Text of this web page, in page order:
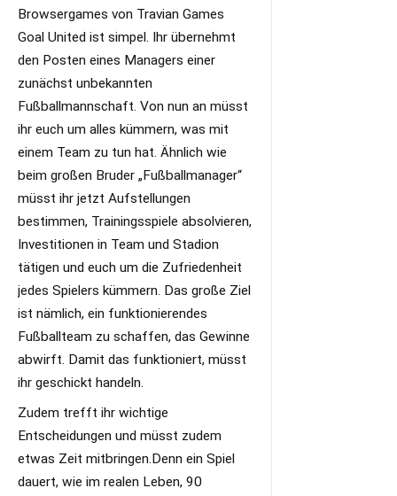
Browsergames von Travian Games
Goal United ist simpel. Ihr übernehmt
den Posten eines Managers einer
zunächst unbekannten
Fußballmannschaft. Von nun an müsst
ihr euch um alles kümmern, was mit
einem Team zu tun hat. Ähnlich wie
beim großen Bruder „Fußballmanager“
müsst ihr jetzt Aufstellungen
bestimmen, Trainingsspiele absolvieren,
Investitionen in Team und Stadion
tätigen und euch um die Zufriedenheit
jedes Spielers kümmern. Das große Ziel
ist nämlich, ein funktionierendes
Fußballteam zu schaffen, das Gewinne
abwirft. Damit das funktioniert, müsst
ihr geschickt handeln.
Zudem trefft ihr wichtige
Entscheidungen und müsst zudem
etwas Zeit mitbringen.Denn ein Spiel
dauert, wie im realen Leben, 90